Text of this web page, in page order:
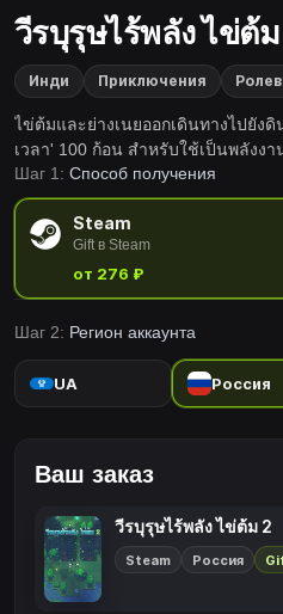
วีรบุรุษไร้พลัง ไข่ต้
Инди Приключения
ไข่ต้มและย่างเนยออกเดินทางไปยัง
เวลา' 100 ก้อน สำหรับใช้เป็นพลังงา
เดิม' แต่พวกเขาจะทำได้สำเร็จหรือไ
เขาอีกครั้งหนึ่งกันเถอะ!
Шаг 1: Способ получения
Steam
Gift в Steam
от 276 ₽
Шаг 2: Регион аккаунта
UA Россия
Ваш заказ
วีรบุรุษไร้พลัง ไข่ต้ม 2
Steam Россия